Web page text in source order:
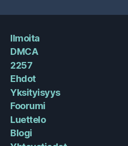
Ilmoita
DMCA
2257
Ehdot
Yksityisyys
Foorumi
Luettelo
Blogi